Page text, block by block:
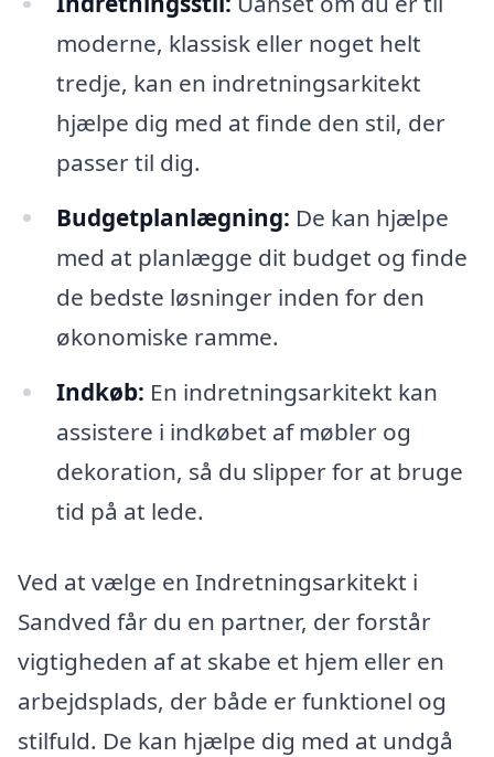
moderne, klassisk eller noget helt
tredje, kan en indretningsarkitekt
hjælpe dig med at finde den stil, der
passer til dig.
Budgetplanlægning: De kan hjælpe
med at planlægge dit budget og finde
de bedste løsninger inden for den
økonomiske ramme.
Indkøb: En indretningsarkitekt kan
assistere i indkøbet af møbler og
dekoration, så du slipper for at bruge
tid på at lede.
Ved at vælge en Indretningsarkitekt i
Sandved får du en partner, der forstår
vigtigheden af at skabe et hjem eller en
arbejdsplads, der både er funktionel og
stilfuld. De kan hjælpe dig med at undgå